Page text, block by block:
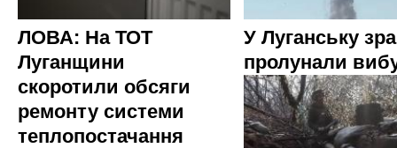
ЛОВА: На ТОТ
Луганщини
скоротили обсяги
ремонту системи
теплопостачання
У Луганську
пролунали